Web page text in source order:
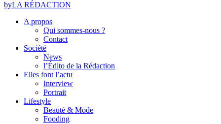
byLA RÉDACTION
A propos
Qui sommes-nous ?
Contact
Société
News
l’Édito de la Rédaction
Elles font l’actu
Interview
Portrait
Lifestyle
Beauté & Mode
Fooding